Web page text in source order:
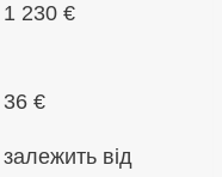
1 230 €
36 €
залежить від